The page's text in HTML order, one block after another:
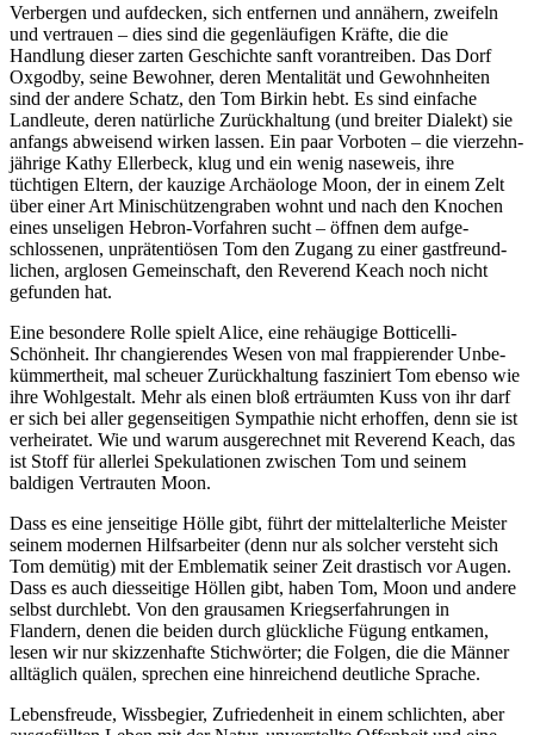
Verbergen und aufdecken, sich entfernen und annähern, zweifeln
und vertrauen – dies sind die gegen­läufi­gen Kräfte, die die
Handlung dieser zarten Geschichte sanft voran­treiben. Das Dorf
Oxgodby, seine Be­wohner, deren Menta­lität und Gewohn­heiten
sind der andere Schatz, den Tom Birkin hebt. Es sind einfa­che
Landleute, deren natürliche Zurück­haltung (und breiter Dialekt) sie
anfangs abweisend wirken lassen. Ein paar Vorboten – die vierzehn­
jährige Kathy Ellerbeck, klug und ein wenig naseweis, ihre
tüchtigen Eltern, der kauzige Archäologe Moon, der in einem Zelt
über einer Art Mini­schützen­graben wohnt und nach den Knochen
eines unseligen Hebron-Vor­fahren sucht – öffnen dem aufge­
schlosse­nen, unpräten­tiö­sen Tom den Zugang zu einer gast­freund­
lichen, arglosen Gemein­schaft, den Reverend Keach noch nicht
gefunden hat.
Eine besondere Rolle spielt Alice, eine rehäugige Botti­celli-
Schönheit. Ihr changie­rendes Wesen von mal frappie­render Unbe­
kümmert­heit, mal scheuer Zurück­haltung fasziniert Tom ebenso wie
ihre Wohl­gestalt. Mehr als einen bloß erträumten Kuss von ihr darf
er sich bei aller gegen­seitigen Sympathie nicht erhoffen, denn sie ist
verheiratet. Wie und warum ausge­rech­net mit Reverend Keach, das
ist Stoff für allerlei Speku­lationen zwischen Tom und seinem
baldigen Vertrauten Moon.
Dass es eine jenseitige Hölle gibt, führt der mittel­alter­liche Meister
seinem modernen Hilfs­arbeiter (denn nur als solcher versteht sich
Tom demütig) mit der Emble­matik seiner Zeit drastisch vor Augen.
Dass es auch dies­seitige Höllen gibt, haben Tom, Moon und andere
selbst durchlebt. Von den grau­samen Kriegs­er­fah­rungen in
Flandern, denen die beiden durch glück­liche Fügung entkamen,
lesen wir nur skizzen­hafte Stich­wörter; die Folgen, die die Männer
alltäg­lich quälen, sprechen eine hinrei­chend deutliche Sprache.
Lebensfreude, Wissbegier, Zufriedenheit in einem schlichten, aber